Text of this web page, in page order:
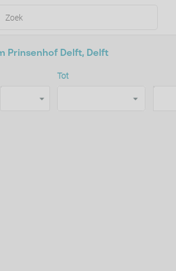
Prinsenhof Delft, Delft
Tot